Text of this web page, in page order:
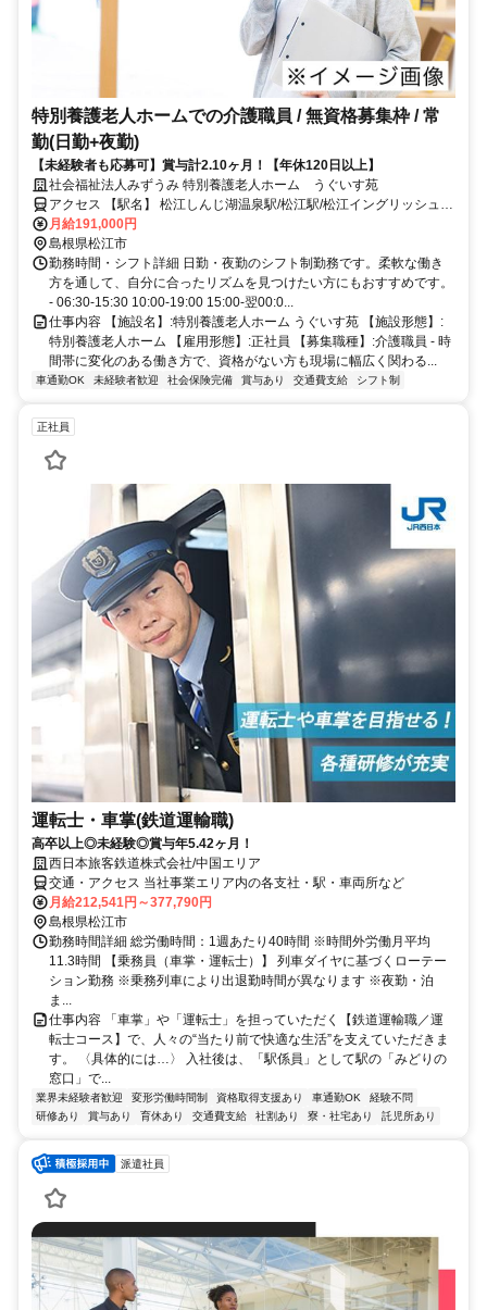
特別養護老人ホームでの介護職員 / 無資格募集枠 / 常
勤(日勤+夜勤)
【未経験者も応募可】賞与計2.10ヶ月！【年休120日以上】
社会福祉法人みずうみ 特別養護老人ホーム うぐいす苑
アクセス 【駅名】 松江しんじ湖温泉駅/松江駅/松江イングリッシュガ
ーデン前駅
月給191,000円
島根県松江市
勤務時間・シフト詳細 日勤・夜勤のシフト制勤務です。柔軟な働き
方を通して、自分に合ったリズムを見つけたい方にもおすすめです。
- 06:30-15:30 10:00-19:00 15:00-翌00:0...
仕事内容 【施設名】:特別養護老人ホーム うぐいす苑 【施設形態】:
特別養護老人ホーム 【雇用形態】:正社員 【募集職種】:介護職員 - 時
間帯に変化のある働き方で、資格がない方も現場に幅広く関わる...
車通勤OK 未経験者歓迎 社会保険完備 賞与あり 交通費支給 シフト制
正社員
運転士・車掌(鉄道運輸職)
高卒以上◎未経験◎賞与年5.42ヶ月！
西日本旅客鉄道株式会社/中国エリア
交通・アクセス 当社事業エリア内の各支社・駅・車両所など
月給212,541円～377,790円
島根県松江市
勤務時間詳細 総労働時間：1週あたり40時間 ※時間外労働月平均
11.3時間 【乗務員（車掌・運転士）】 列車ダイヤに基づくローテー
ション勤務 ※乗務列車により出退勤時間が異なります ※夜勤・泊
ま...
仕事内容 「車掌」や「運転士」を担っていただく【鉄道運輸職／運
転士コース】で、人々の“当たり前で快適な生活”を支えていただきま
す。 〈具体的には…〉 入社後は、「駅係員」として駅の「みどりの
窓口」で...
業界未経験者歓迎 変形労働時間制 資格取得支援あり 車通勤OK
経験不問
研修あり
賞与あり 育休あり 交通費支給 社割あり 寮・社宅あり 託児所あり
派遣社員